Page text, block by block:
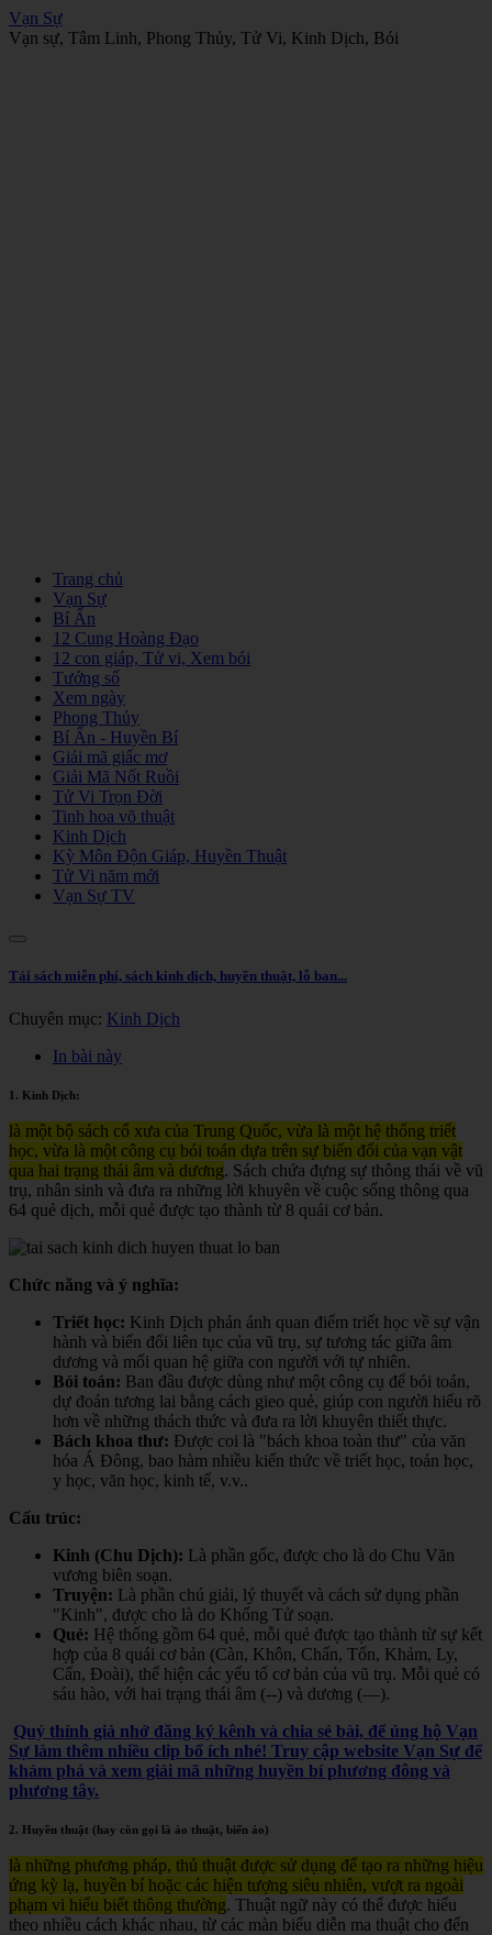
Vạn Sự
Vạn sự, Tâm Linh, Phong Thủy, Tử Vi, Kinh Dịch, Bói
Trang chủ
Vạn Sự
Bí Ẩn
12 Cung Hoàng Đạo
12 con giáp, Tử vi, Xem bói
Tướng số
Xem ngày
Phong Thủy
Bí Ẩn - Huyền Bí
Giải mã giấc mơ
Giải Mã Nốt Ruồi
Tử Vi Trọn Đời
Tinh hoa võ thuật
Kinh Dịch
Kỳ Môn Độn Giáp, Huyền Thuật
Tử Vi năm mới
Vạn Sự TV
Tải sách miễn phí, sách kinh dịch, huyền thuật, lỗ ban...
Chuyên mục: Kinh Dịch
In bài này
1. Kinh Dịch:
là một bộ sách cổ xưa của Trung Quốc, vừa là một hệ thống triết
học, vừa là một công cụ bói toán dựa trên sự biến đổi của vạn vật
qua hai trạng thái âm và dương. Sách chứa đựng sự thông thái về vũ
trụ, nhân sinh và đưa ra những lời khuyên về cuộc sống thông qua
64 quẻ dịch, mỗi quẻ được tạo thành từ 8 quái cơ bản.
Chức năng và ý nghĩa:
Triết học: Kinh Dịch phản ánh quan điểm triết học về sự vận
hành và biến đổi liên tục của vũ trụ, sự tương tác giữa âm
dương và mối quan hệ giữa con người với tự nhiên.
Bói toán: Ban đầu được dùng như một công cụ để bói toán,
dự đoán tương lai bằng cách gieo quẻ, giúp con người hiểu rõ
hơn về những thách thức và đưa ra lời khuyên thiết thực.
Bách khoa thư: Được coi là "bách khoa toàn thư" của văn
hóa Á Đông, bao hàm nhiều kiến thức về triết học, toán học,
y học, văn học, kinh tế, v.v..
Cấu trúc:
Kinh (Chu Dịch): Là phần gốc, được cho là do Chu Văn
vương biên soạn.
Truyện: Là phần chú giải, lý thuyết và cách sử dụng phần
"Kinh", được cho là do Khổng Tử soạn.
Quẻ: Hệ thống gồm 64 quẻ, mỗi quẻ được tạo thành từ sự kết
hợp của 8 quái cơ bản (Càn, Khôn, Chấn, Tốn, Khảm, Ly,
Cấn, Đoài), thể hiện các yếu tố cơ bản của vũ trụ. Mỗi quẻ có
sáu hào, với hai trạng thái âm (--) và dương (—).
Quý thính giả nhớ đăng ký kênh và chia sẻ bài, để ủng hộ Vạn
Sự làm thêm nhiều clip bổ ích nhé! Truy cập website Vạn Sự để
khám phá và xem giải mã những huyền bí phương đông và
phương tây.
2. Huyền thuật (hay còn gọi là ảo thuật, biến ảo)
là những phương pháp, thủ thuật được sử dụng để tạo ra những hiệu
ứng kỳ lạ, huyền bí hoặc các hiện tượng siêu nhiên, vượt ra ngoài
phạm vi hiểu biết thông thường. Thuật ngữ này có thể được hiểu
theo nhiều cách khác nhau, từ các màn biểu diễn ma thuật cho đến